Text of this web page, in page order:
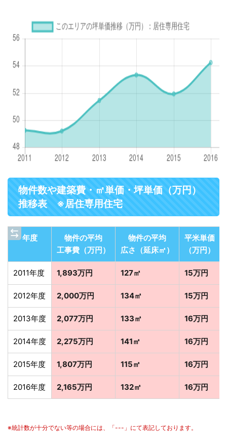
物件数や建築費・㎡単価・坪単価（万円）
推移表 ※居住専用住宅
年度
物件の平均
工事費（万円）
物件の平均
広さ（延床㎡）
平米単価
（万円）
2011年度 1,893万円 127㎡ 15万円
2012年度 2,000万円 134㎡ 15万円
2013年度 2,077万円 133㎡ 16万円
2014年度 2,275万円 141㎡ 16万円
2015年度 1,807万円 115㎡ 16万円
2016年度 2,165万円 132㎡ 16万円
※統計数が十分でない等の場合には、「---」にて表記しております。